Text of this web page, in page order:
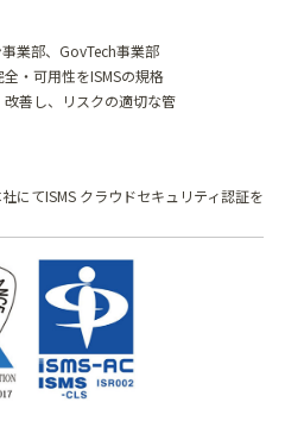
業部、GovTech事業部
・可用性をISMSの規格
善し、リスクの適切な管
にてISMS クラウドセキュリティ認証を